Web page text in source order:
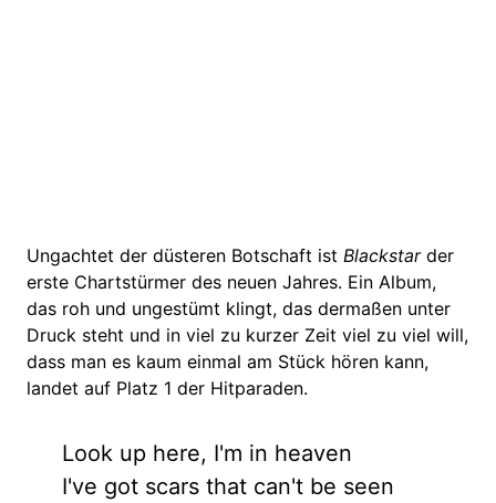
Ungachtet der düsteren Botschaft ist Blackstarder
erste Chartstürmer des neuen Jahres. Ein Album,
das roh und ungestümt klingt, das dermaßen unter
Druck steht und in viel zu kurzer Zeit viel zu viel will,
dass man es kaum einmal am Stück hören kann,
landet auf Platz 1 der Hitparaden.
Look up here, I'm in heaven
I've got scars that can't be seen